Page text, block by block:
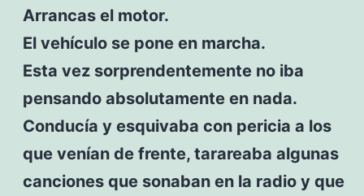
Arrancas el motor.
El vehículo se pone en marcha.
Esta vez sorprendentemente no iba
pensando absolutamente en nada.
Conducía y esquivaba con pericia a los
que venían de frente, tarareaba algunas
canciones que sonaban en la radio y que